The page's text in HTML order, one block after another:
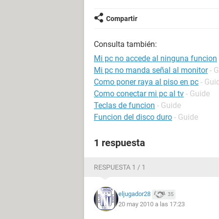
Compartir
Consulta también:
Mi pc no accede al ninguna funcion
Mi pc no manda señal al monitor -
Como poner raya al piso en pc -
Como conectar mi pc al tv - Guide
Teclas de funcion - Guide
Funcion del disco duro - Guide
1 respuesta
RESPUESTA 1 / 1
eljugador28 35
20 may 2010 a las 17:23